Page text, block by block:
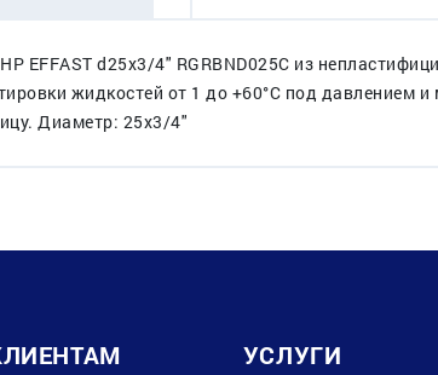
EFFAST d25x3/4" RGRBND025C из
жидкостей от 1 до +60°C под давлением
Диаметр: 25x3/4"
УСЛУГИ